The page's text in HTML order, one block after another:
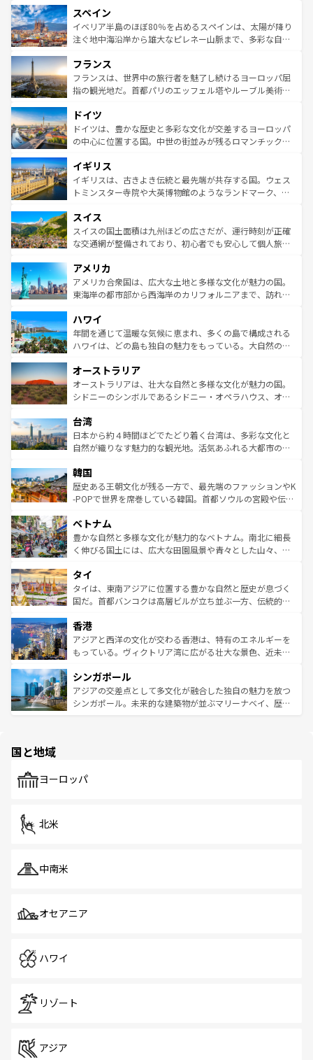
ろん、トスカーナの美しい田園風景やアマルフィ海岸の絶
景など、自然景観も見逃せない。観光の合間には、本場の
ピザやパスタなど、絶品のイタリア料理を堪能することも
ませてくれるイタリアで、忘れられない旅をしてみよう！
なお、新着のイタリア情報はコンテンツ一覧 を参照してほ
しい。
スペイン
イベリア半島のほぼ80％を占めるスペインは、太陽が降り
注ぐ地中海沿岸から雄大なピレネー山脈まで、多彩な自然
文化が根付くこの国では、情熱的なフラメンコ、熱気あふ
れる闘牛、そして美味しいタパスが生活の一部となってい
る。首都マドリードの洗練された雰囲気や、バルセロナの
の城塞都市、穏やかなビーチリゾートまで多彩な表情を見
せる。地方によって風土や気候が異なるスペインはその個
性で訪れる人を魅了する。 なお、新着のスペイン情報はコ
フランス
フランスは、世界中の旅行者を魅了し続けるヨーロッパ屈
指の観光地だ。首都パリのエッフェル塔やルーブル美術館
で、幅広い魅力が詰まっている。華麗な宮殿、歴史的な大
聖堂、美しいビーチ、そして豊かな自然が、訪れる者を心
から魅了する。また、フランスは美食の国としても知ら
いる。シャンパンの発祥地であるランス、プロヴァンスの
香り高いラベンダー畑など、多彩な楽しみ方が可能だ。さ
らに、パリ以外の地域にも魅力が溢れており、どの街角に
れる地方に足を運ぶとそれぞれで全く異なる文化を体験で
きるだろう。 なお、新着のフランス情報はコンテンツ一覧
を参照してほしい。
ドイツ
ドイツは、豊かな歴史と多彩な文化が交差するヨーロッパ
の中心に位置する国。中世の街並みが残るロマンチック街
顔を持つこの国は、どこを歩いても飽きることがない。ベ
ルリンの文化的活気、バイエルン州のアルプスの絶景、そ
してライン川沿いのワイン畑といった風景は必見。ビール
は、お酒好きな人にはぜひ体験してほしい。 なお、新着の
ドイツ情報はコンテンツ一覧を参照してほしい。
イギリス
イギリスは、古きよき伝統と最先端が共存する国。ウェス
トミンスター寺院や大英博物館のようなランドマーク、歴
リアごとに異なる魅力がある。また、優雅なアフタヌーン
ティー、ビール好きにはたまらない英国パブ、サッカー観
戦など、本場だからこそできる体験も豊富。イギリスを旅
ンツ一覧を参照してほしい。
スイス
スイスの国土面積は九州ほどの広さだが、運行時刻が正確
な交通網が整備されており、初心者でも安心して個人旅行
の建物がそのまま残る町や、スイスならではのユニークな
博物館もあり、アルプス観光だけでなく町歩きも満喫する
ことができる。国民の所得が高いため物価も高いが、旅行
ば市内交通費無料で観光を楽しむこともできる。 なお、新
着のスイス情報はコンテンツ一覧 を参照してほしい。
アメリカ
アメリカ合衆国は、広大な土地と多様な文化が魅力の国。
東海岸の都市部から西海岸のカリフォルニアまで、訪れる
のような巨大都市は、観光、ショッピング、エンターテイ
ンメントが詰まった刺激的なスポットだ。一方、アメリカ
西部には大自然が広がり、グランドキャニオンやイエロー
部のニューオーリンズでは、音楽と美食が融合した独特の
文化が魅力。旅行者はアメリカの各地域で異なる魅力を楽
しみながら、その多様性と豊かな歴史を感じることができ
ならではの贅沢な旅のスタイルだ。 なお、新着のアメリカ
情報はコンテンツ一覧を参照してほしい。
ハワイ
年間を通じて温暖な気候に恵まれ、多くの島で構成される
ハワイは、どの島も独自の魅力をもっている。大自然の神
ワイ島は見逃せない。また、定番の観光地といえばオアフ
島だが、静かな自然を求めるならマウイ島やカウアイ島が
おすすめ。エメラルドグリーンに輝く海をはじめ、豊かな
れるおもてなしの心で訪れる人々を迎えてくれるハワイの
人々、おいしいローカルフードやハワイアンミュージッ
ク、伝統的なフラダンスなど、すべてがハワイの魅力を彩
ワイを、存分に味わってほしい。 なお、新着のハワイ情報
はコンテンツ一覧を参照してほしい。
オーストラリア
オーストラリアは、壮大な自然と多様な文化が魅力の国。
シドニーのシンボルであるシドニー・オペラハウス、オー
リアリーフや大陸中央部にそびえるウルル（エアーズロッ
ク）、タスマニアの美しい原生林やケアンズの熱帯雨林な
ど、見どころがたくさん。また、カフェやワイン、オージ
いる。アクティビティも充実しており、サーフィンやダイ
ビング、ハイキングなど、アウトドア好きにはたまらな
い。オーストラリアの多彩な魅力を存分に味わいつくそ
参照してほしい。
台湾
日本から約４時間ほどでたどり着く台湾は、多彩な文化と
自然が織りなす魅力的な観光地。活気あふれる大都市の台
ン）、静ひつな山岳地帯である台湾東部など、都市の喧騒
と山間の静けさが共存しており、訪れる人に新しい発見と
驚きをもたらしてくれる。また、奥深い台湾の食文化も魅
容にもいいと評判のスイーツなど、バラエティ豊かな料理
が味わえる。 なお、新着の台湾情報は コンテンツ一覧を参
照してほしい。
韓国
歴史ある王朝文化が残る一方で、最先端のファッションやK
-POPで世界を席巻している韓国。首都ソウルの宮殿や伝統
き、地方に足を延ばせば四季折々の自然美を楽しむことが
できる。そして、キムチや焼肉、絶品のストリートフード
まで、さまざまな韓国料理が待っている。夜には、韓国な
リティに包まれながら、韓国の多彩な魅力を心ゆくまで味
わってみてほしい。 なお、新着の韓国情報はコンテンツ一
覧を参照してほしい。
ベトナム
豊かな自然と多様な文化が魅力的なベトナム。南北に細長
く伸びる国土には、広大な田園風景や青々とした山々、世
急速な発展と共に伝統が息づく。ハノイの古い町並みやホ
ーチミン市のフランス統治時代の建物も、独特の雰囲気を
醸し出している。また、バラエティの豊かさとおいしさで
とつ。フォーやバインミー、ベトナムコーヒーなどは、ぜ
ひ現地で味わいたい。どの地域を訪れてもあたたかい人々
が旅行者を迎えてくれるので、きっと忘れられない旅にな
参照してほしい。
タイ
タイは、東南アジアに位置する豊かな自然と歴史が息づく
国だ。首都バンコクは高層ビルが立ち並ぶ一方、伝統的な
の活気が交差している。北部ではチェンマイなどの山岳地
帯で自然と触れ合い、南部ではプーケットやクラビの美し
いビーチでリゾート気分を楽しむことができる。タイ料理
激する。気候は一年中温暖で、どの季節にも異なる楽しみ
が待っている。親しみやすいタイの人々、仏教を中心とし
た文化、そして多様な観光資源が、訪れる旅人を魅了し続
香港
アジアと西洋の文化が交わる香港は、特有のエネルギーを
もっている。ヴィクトリア湾に広がる壮大な景色、近未来
み、どこを訪れても感動するはず。観光スポットが密集し
ており、効率よく見どころを回れるのも魅力。息をのむよ
うな絶景から文化的な体験まで、香港を存分に楽しみ尽く
シンガポール
アジアの交差点として多文化が融合した独自の魅力を放つ
シンガポール。未来的な建築物が並ぶマリーナベイ、歴史
で、ホーカーズは地元の風情を楽しめる外せないスポット
国と地域
ヨーロッパ
北米
中南米
オセアニア
ハワイ
リゾート
アジア